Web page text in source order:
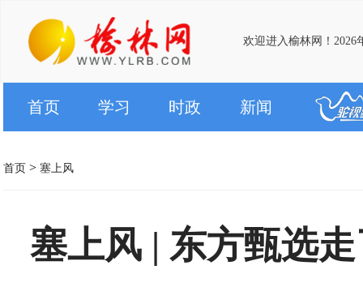
欢迎进入榆林网！2026
首页 学习 时政 新闻
首页 > 塞上风
塞上风 | 东方甄选